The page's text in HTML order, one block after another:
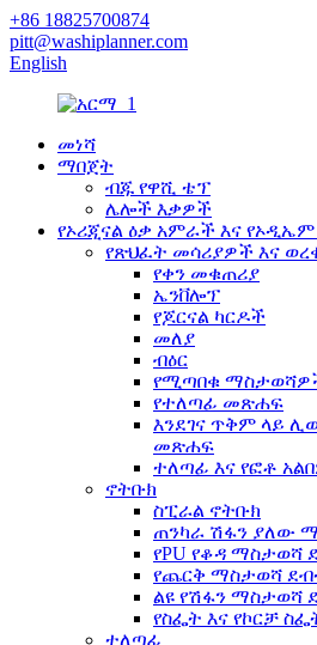
+86 18825700874
pitt@washiplanner.com
English
መነሻ
ማበጀት
ብጁ የዋሺ ቴፕ
ሌሎች እቃዎች
የኦሪጂናል ዕቃ አምራች እና
የጽህፈት መሳሪያዎች እና
የቀን መቁጠሪያ
ኤንቨሎፕ
የጆርናል ካርዶች
መለያ
ብዕር
የሚጣበቁ
የተለጣፊ መጽሐፍ
እንደገና ጥቅም ላይ
መጽሐፍ
ተለጣፊ እና የፎቶ
ኖትቡክ
ስፒራል ኖትቡክ
ጠንካራ ሽፋን ያለው
የPU የቆዳ ማስታወሻ
የጨርቅ ማስታወሻ
ልዩ የሽፋን ማስታወሻ
የስፌት እና የኮርቻ
ተለጣፊ